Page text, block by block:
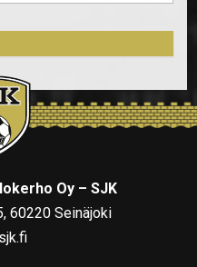
Oy – SJK
60220 Seinäjoki